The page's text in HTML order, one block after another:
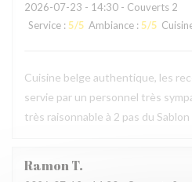
2026-07-23 - 14:30 - Couverts 2
Service : 5/5 Ambiance : 5/5
Cuisine belge authentique, les
servie par un personnel très
très raisonnable à 2 pas du Sablon
RamonT